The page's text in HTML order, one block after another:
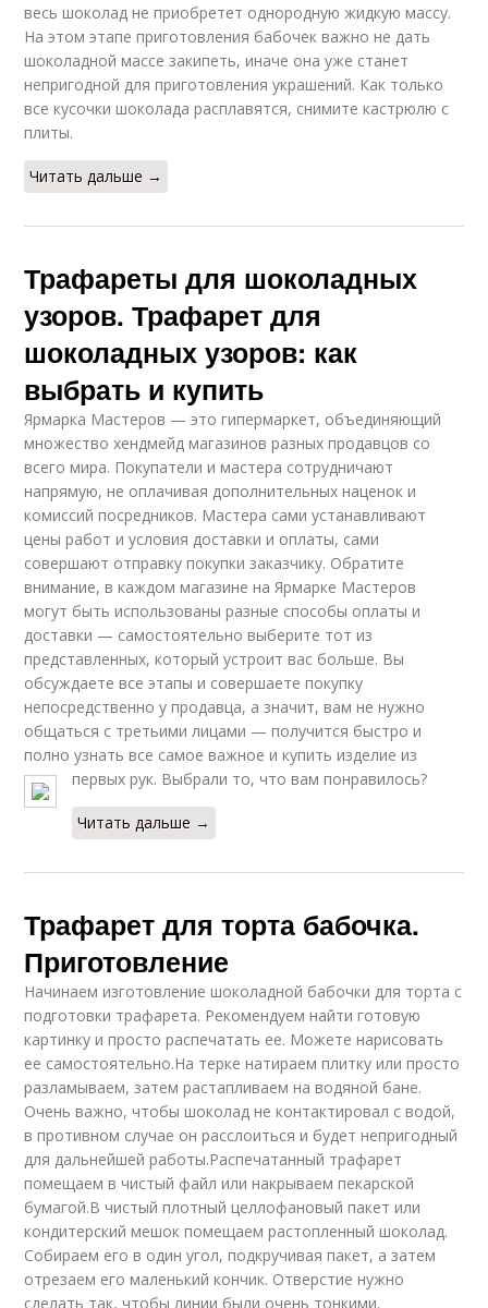
весь шоколад не приобретет однородную жидкую массу.
На этом этапе приготовления бабочек важно не дать
шоколадной массе закипеть, иначе она уже станет
непригодной для приготовления украшений. Как только
все кусочки шоколада расплавятся, снимите кастрюлю с
плиты.
Читать дальше →
Трафареты для шоколадных
узоров. Трафарет для
шоколадных узоров: как
выбрать и купить
Ярмарка Мастеров — это гипермаркет, объединяющий
множество хендмейд магазинов разных продавцов со
всего мира. Покупатели и мастера сотрудничают
напрямую, не оплачивая дополнительных наценок и
комиссий посредников. Мастера сами устанавливают
цены работ и условия доставки и оплаты, сами
совершают отправку покупки заказчику. Обратите
внимание, в каждом магазине на Ярмарке Мастеров
могут быть использованы разные способы оплаты и
доставки — самостоятельно выберите тот из
представленных, который устроит вас больше. Вы
обсуждаете все этапы и совершаете покупку
непосредственно у продавца, а значит, вам не нужно
общаться с третьими лицами — получится быстро и
полно узнать все самое важное и купить изделие из
первых рук. Выбрали то, что вам понравилось?
Читать дальше →
Трафарет для торта бабочка.
Приготовление
Начинаем изготовление шоколадной бабочки для торта с
подготовки трафарета. Рекомендуем найти готовую
картинку и просто распечатать ее. Можете нарисовать
ее самостоятельно.На терке натираем плитку или просто
разламываем, затем растапливаем на водяной бане.
Очень важно, чтобы шоколад не контактировал с водой,
в противном случае он расслоиться и будет непригодный
для дальнейшей работы.Распечатанный трафарет
помещаем в чистый файл или накрываем пекарской
бумагой.В чистый плотный целлофановый пакет или
кондитерский мешок помещаем растопленный шоколад.
Собираем его в один угол, подкручивая пакет, а затем
отрезаем его маленький кончик. Отверстие нужно
сделать так, чтобы линии были очень тонкими.